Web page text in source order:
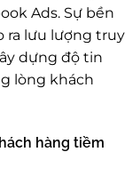
Ads. Sự bền
ra lưu lượng truy
dựng độ tin
lòng khách
hàng tiềm